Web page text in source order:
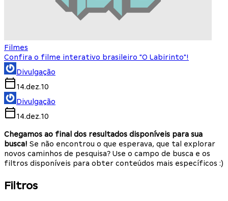
Filmes
Confira o filme interativo brasileiro "O Labirinto"!
Divulgação
14.dez.10
Divulgação
14.dez.10
Chegamos ao final dos resultados disponíveis para sua
busca! Se não encontrou o que esperava, que tal explorar
novos caminhos de pesquisa? Use o campo de busca e os
filtros disponíveis para obter conteúdos mais específicos :)
Filtros